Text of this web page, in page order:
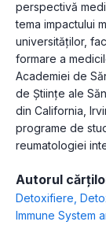
perspectivă
tema impactului
universităților,
formare a
Academiei de
de Științe ale
din California,
programe de
reumatologiei
Autorul
Detoxifiere
Immune System